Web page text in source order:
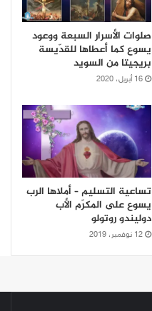
صلوات الأسرار السبعة ووعود
يسوع كما أعطاها للقدّيسة
بريجيتا من السويد
16 أبريل، 2020
تساعية التسليم – أملاها الرب
يسوع على المكرّم الأب
دوليندو روتولو
12 نوفمبر، 2019